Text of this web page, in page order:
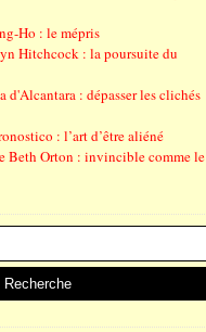
Ho : le mépris
Hitchcock : la poursuite du
d'Alcantara : dépasser les clichés
: l’art d’être aliéné
Beth Orton : invincible comme le